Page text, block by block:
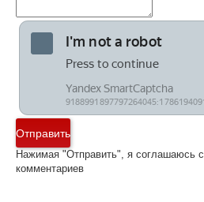
Отправить
Нажимая "Отправить", я соглашаюсь с
комментариев